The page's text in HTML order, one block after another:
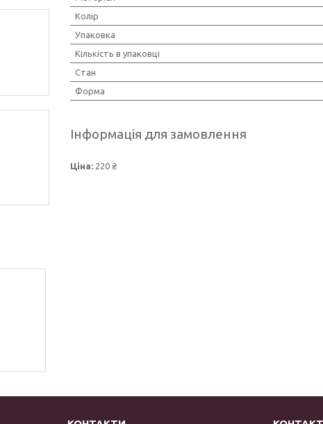
Колір
Упаковка
Кількість в упаковці
Стан
Форма
Інформація для замовлення
Ціна: 220 ₴